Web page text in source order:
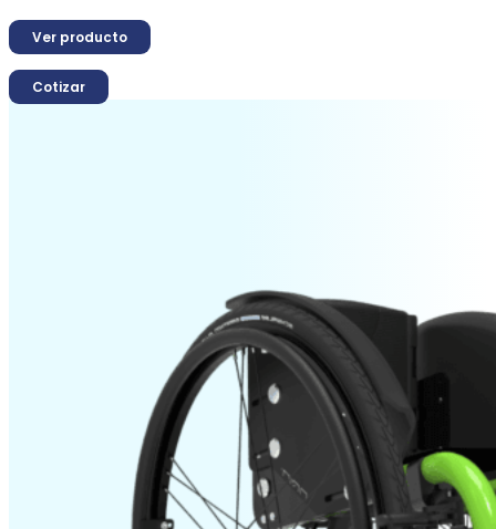
Ver producto
Cotizar